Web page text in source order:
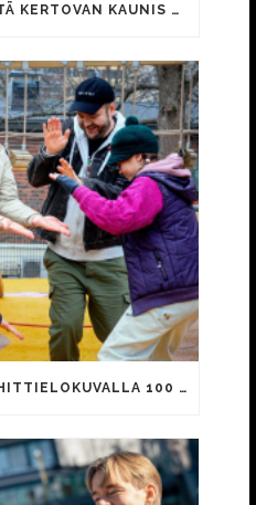
KAIJA KOON ELÄMÄSTÄ KERTOVAN KAUNIS RIETAS ONNELLINEN -ELOKUVAN TRAILER JULKI
SOMEAJAN CANCEL-HITTIELOKUVALLA 100 000 KATSOJAA!